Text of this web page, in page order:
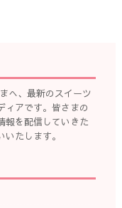
へ、最新のスイーツ
ィアです。皆さまの
報を配信していきた
たします。